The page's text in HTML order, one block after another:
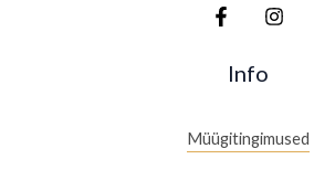
Info
Müügitingimused